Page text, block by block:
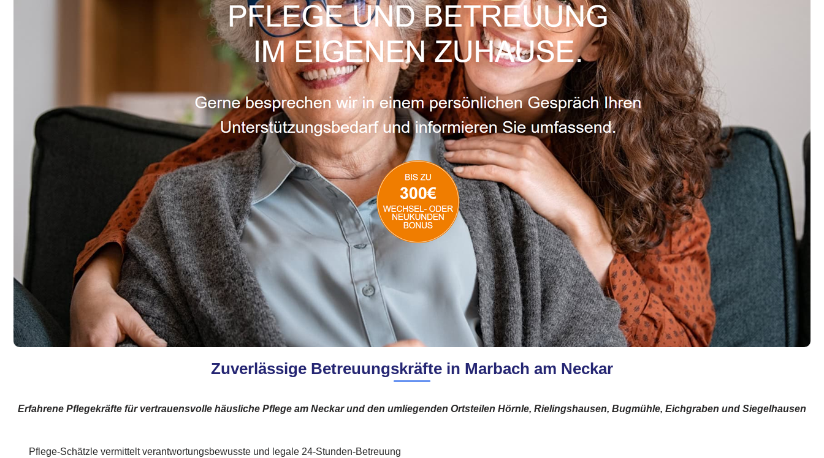
Zuverlässige Betreuungskräfte in Marbach am Neckar
Erfahrene Pflegekräfte für vertrauensvolle häusliche Pflege am Neckar und den umliegenden Ortsteilen Hörnle, Rielingshausen, Bugmühle, Eichgraben und Siegelhausen
Pflege-Schätzle vermittelt verantwortungsbewusste und legale 24-Stunden-Betreuung